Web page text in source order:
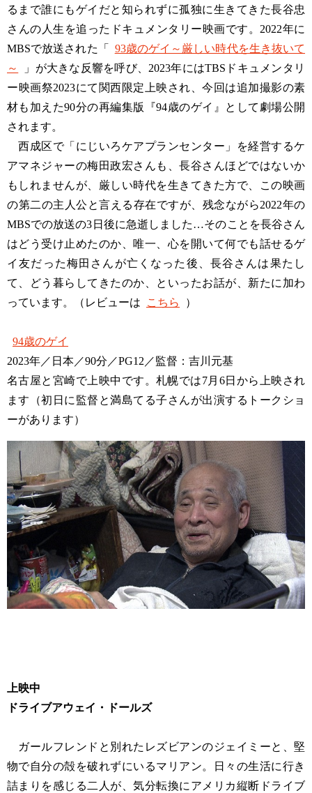
るまで誰にもゲイだと知られずに孤独に生きてきた長谷忠
さんの人生を追ったドキュメンタリー映画です。2022年に
MBSで放送された「
93歳のゲイ～厳しい時代を生き抜いて
～
」が大きな反響を呼び、2023年にはTBSドキュメンタリ
ー映画祭2023にて関西限定上映され、今回は追加撮影の素
材も加えた90分の再編集版『94歳のゲイ』として劇場公開
されます。
西成区で「にじいろケアプランセンター」を経営するケ
アマネジャーの梅田政宏さんも、長谷さんほどではないか
もしれませんが、厳しい時代を生きてきた方で、この映画
の第二の主人公と言える存在ですが、残念ながら2022年の
MBSでの放送の3日後に急逝しました…そのことを長谷さん
はどう受け止めたのか、唯一、心を開いて何でも話せるゲ
イ友だった梅田さんが亡くなった後、長谷さんは果たし
て、どう暮らしてきたのか、といったお話が、新たに加わ
っています。（レビューは
こちら ）
94歳のゲイ
2023年／日本／90分／PG12／監督：吉川元基
名古屋と宮崎で上映中です。札幌では7月6日から上映され
ます（初日に監督と満島てる子さんが出演するトークショ
ーがあります）
上映中
ドライブアウェイ・ドールズ
ガールフレンドと別れたレズビアンのジェイミーと、堅
物で自分の殻を破れずにいるマリアン。日々の生活に行き
詰まりを感じる二人が、気分転換にアメリカ縦断ドライブ